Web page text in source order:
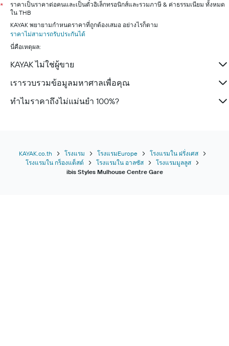
*
ราคาเป็นราคาต่อคนและเป็นตั๋วอิเล็กทรอนิกส์และรวมภาษี & ค่าธรรมเนียม ทั้งหมด
ใน THB
KAYAK พยายามกำหนดราคาที่ถูกต้องเสมอ อย่างไรก็ตาม
ราคาไม่สามารถรับประกันได้
นี่คือเหตุผล:
KAYAK ไม่ใช่ผู้ขาย
เรารวบรวมข้อมูลมหาศาลเพื่อคุณ
ทำไมราคาถึงไม่แม่นยำ 100%?
KAYAK.co.th โรงแรม โรงแรมEurope
โรงแรมใน ฝรั่งเศส
โรงแรมใน กร็องแต็สต์
โรงแรมใน อาลซัส
โรงแรมมูลลูส
ibis Styles Mulhouse Centre Gare